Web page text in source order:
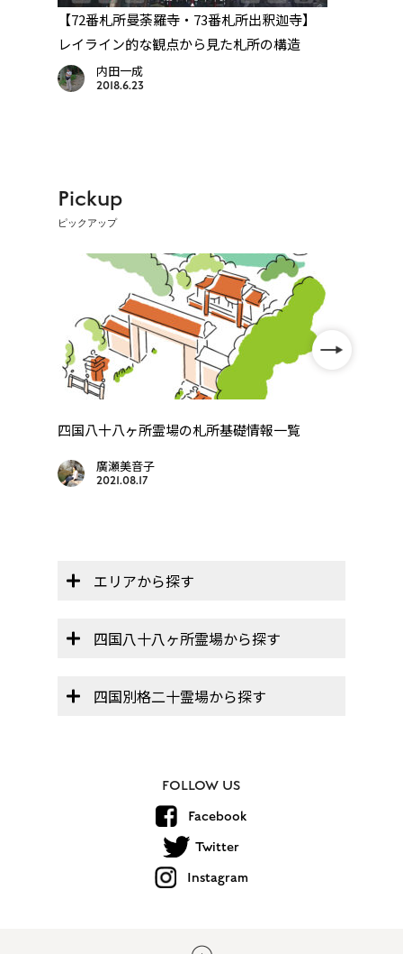
【72番札所曼荼羅寺・73番札所出釈迦寺】
レイライン的な観点から見た札所の構造
内田一成
2018.6.23
Pickup
ピックアップ
四国八十八ヶ所霊場の札所基礎情報一覧
廣瀬美音子
2021.08.17
エリアから探す
四国八十八ヶ所霊場から探す
四国別格二十霊場から探す
FOLLOW US
Facebook
Twitter
Instagram